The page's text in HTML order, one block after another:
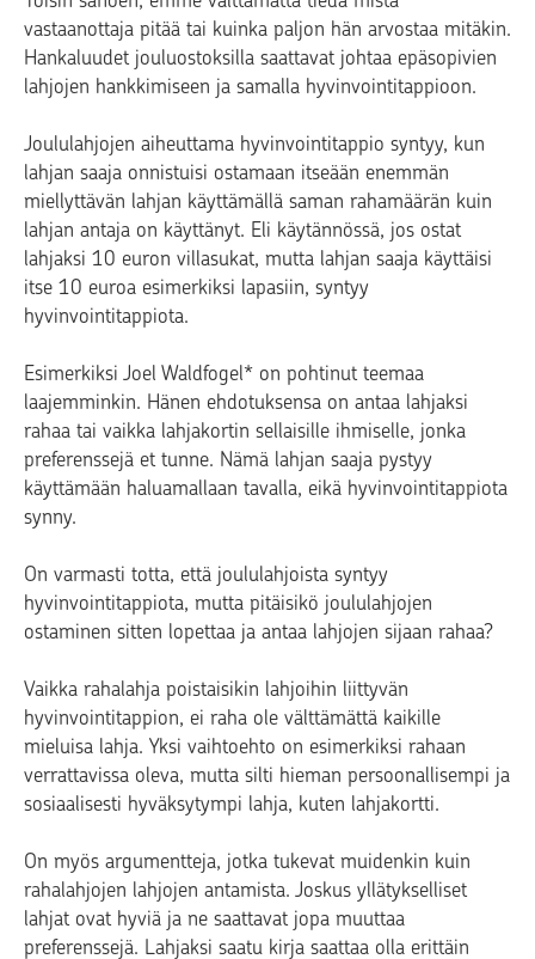
vastaanottaja pitää tai kuinka paljon hän arvostaa mitäkin.
Hankaluudet jouluostoksilla saattavat johtaa epäsopivien
lahjojen hankkimiseen ja samalla hyvinvointitappioon.
Joululahjojen aiheuttama hyvinvointitappio syntyy, kun
lahjan saaja onnistuisi ostamaan itseään enemmän
miellyttävän lahjan käyttämällä saman rahamäärän kuin
lahjan antaja on käyttänyt. Eli käytännössä, jos ostat
lahjaksi 10 euron villasukat, mutta lahjan saaja käyttäisi
itse 10 euroa esimerkiksi lapasiin, syntyy
hyvinvointitappiota.
Esimerkiksi Joel Waldfogel* on pohtinut teemaa
laajemminkin. Hänen ehdotuksensa on antaa lahjaksi
rahaa tai vaikka lahjakortin sellaisille ihmiselle, jonka
preferenssejä et tunne. Nämä lahjan saaja pystyy
käyttämään haluamallaan tavalla, eikä hyvinvointitappiota
synny.
On varmasti totta, että joululahjoista syntyy
hyvinvointitappiota, mutta pitäisikö joululahjojen
ostaminen sitten lopettaa ja antaa lahjojen sijaan rahaa?
Vaikka rahalahja poistaisikin lahjoihin liittyvän
hyvinvointitappion, ei raha ole välttämättä kaikille
mieluisa lahja. Yksi vaihtoehto on esimerkiksi rahaan
verrattavissa oleva, mutta silti hieman persoonallisempi ja
sosiaalisesti hyväksytympi lahja, kuten lahjakortti.
On myös argumentteja, jotka tukevat muidenkin kuin
rahalahjojen lahjojen antamista. Joskus yllätykselliset
lahjat ovat hyviä ja ne saattavat jopa muuttaa
preferenssejä. Lahjaksi saatu kirja saattaa olla erittäin